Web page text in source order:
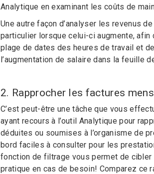
Analytique en examinant les coûts de
Une autre façon d’analyser les revenus
particulier lorsque celui-ci augmente, afin
plage de dates des heures de travail et
l’augmentation de salaire dans la feuille
2. Rapprocher les factures
C’est peut-être une tâche que vous
ayant recours à l’outil Analytique pour
déduites ou soumises à l’organisme de
bord faciles à consulter pour les
fonction de filtrage vous permet de cibler
pratique en cas de besoin! Comparez ce